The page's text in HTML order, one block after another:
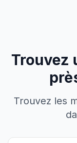
Trouvez
Trouvez les